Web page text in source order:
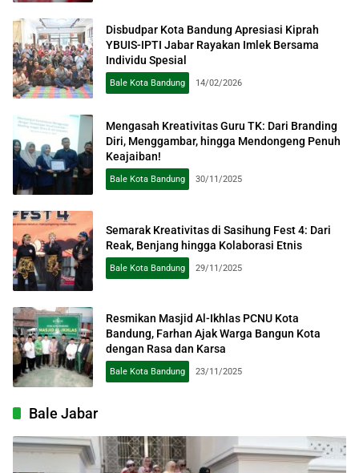
Disbudpar Kota Bandung Apresiasi Kiprah
YBUIS-IPTI Jabar Rayakan Imlek Bersama
Individu Spesial
Bale Kota Bandung 14/02/2026
Mengasah Kreativitas Guru TK: Dari Branding
Diri, Menggambar, hingga Mendongeng Penuh
Keajaiban!
Bale Kota Bandung 30/11/2025
Semarak Kreativitas di Sasihung Fest 4: Dari
Reak, Benjang hingga Kolaborasi Etnis
Bale Kota Bandung 29/11/2025
Resmikan Masjid Al-Ikhlas PCNU Kota
Bandung, Farhan Ajak Warga Bangun Kota
dengan Rasa dan Karsa
Bale Kota Bandung 23/11/2025
Bale Jabar